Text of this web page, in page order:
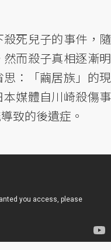
死兒子的事件，隨
而殺子真相逐漸明
：「繭居族」的現
媒體自川崎殺傷事
致的後遺症。